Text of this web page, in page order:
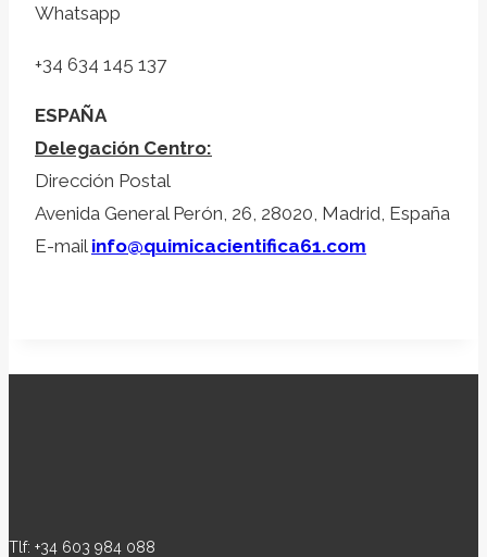
Whatsapp
+34 634 145 137
ESPAÑA
Delegación Centro:
Dirección Postal
Avenida General Perón, 26, 28020, Madrid, España
E-mail info@quimicacientifica61.com
Tlf: +34 603 984 088